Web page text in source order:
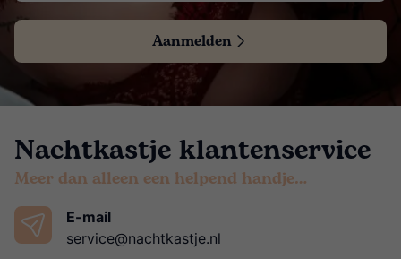
Aanmelden
Nachtkastje klantenservice
Meer dan alleen een helpend handje…
E-mail
service@nachtkastje.nl